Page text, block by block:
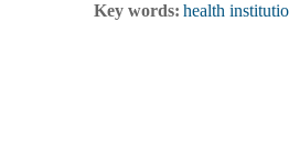
Key words: health